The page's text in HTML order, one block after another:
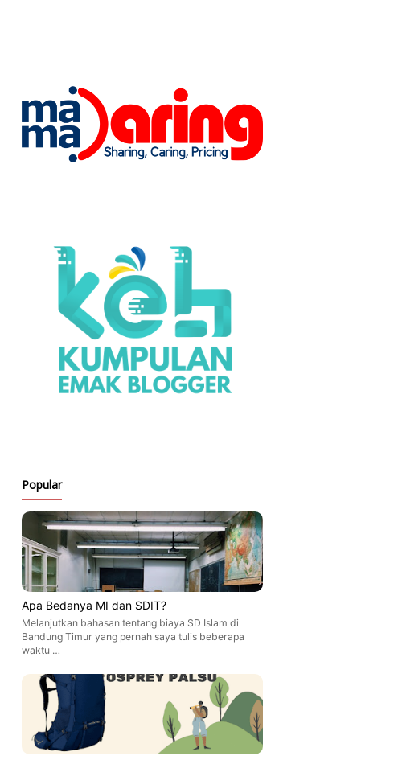
Popular
Apa Bedanya MI dan SDIT?
Melanjutkan bahasan tentang biaya SD Islam di
Bandung Timur yang pernah saya tulis beberapa
waktu …